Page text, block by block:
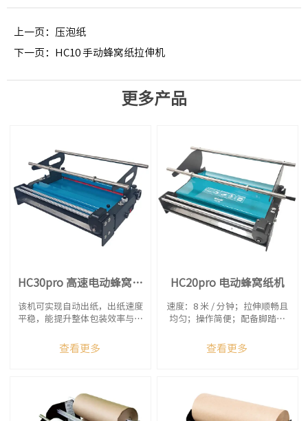
上一页： 压泡纸
下一页：
HC10 手动蜂窝纸拉伸机
更多产品
HC30pro 高速电动蜂窝纸
该机可实现自动出纸，出纸速度
平稳，能提升整体包装效率与产
要求的电商及物流企业。
查看更多
HC20pro 电动蜂窝纸机
速度：8 米 / 分钟；拉伸顺畅且
均匀；操作简便；配备脚踏开
查看更多